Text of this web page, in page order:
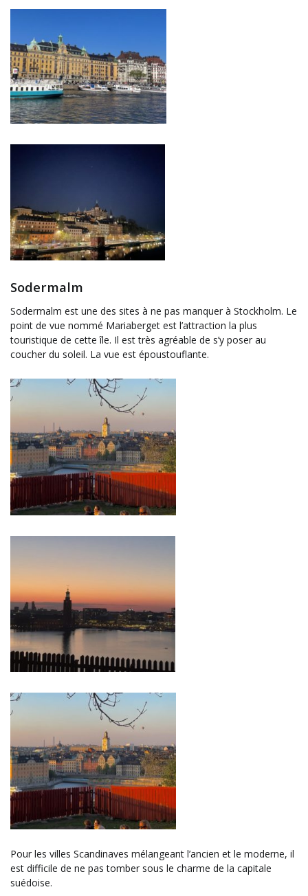
Sodermalm
Sodermalm est une des sites à ne pas manquer à Stockholm. Le
point de vue nommé Mariaberget est l’attraction la plus
touristique de cette île. Il est très agréable de s’y poser au
coucher du soleil. La vue est époustouflante.
Pour les villes Scandinaves mélangeant l’ancien et le moderne, il
est difficile de ne pas tomber sous le charme de la capitale
suédoise.